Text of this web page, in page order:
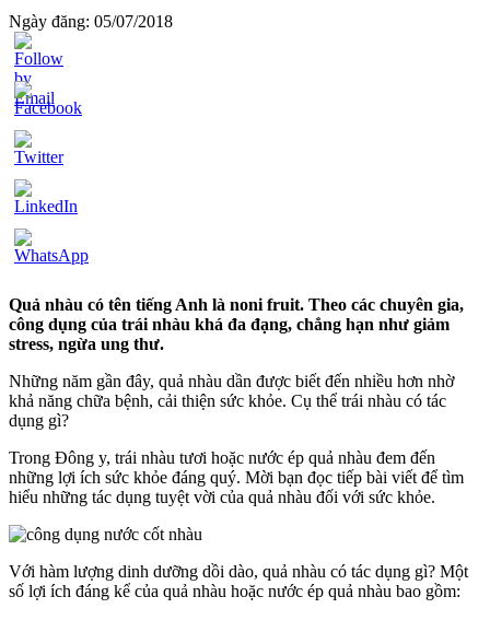
Ngày đăng: 05/07/2018
Quả nhàu có tên tiếng Anh là noni fruit. Theo các chuyên gia,
công dụng của trái nhàu khá đa đạng, chẳng hạn như giảm
stress, ngừa ung thư.
Những năm gần đây, quả nhàu dần được biết đến nhiều hơn nhờ
khả năng chữa bệnh, cải thiện sức khỏe. Cụ thể trái nhàu có tác
dụng gì?
Trong Đông y, trái nhàu tươi hoặc nước ép quả nhàu đem đến
những lợi ích sức khỏe đáng quý. Mời bạn đọc tiếp bài viết để tìm
hiểu những tác dụng tuyệt vời của quả nhàu đối với sức khỏe.
Với hàm lượng dinh dưỡng dồi dào, quả nhàu có tác dụng gì? Một
số lợi ích đáng kể của quả nhàu hoặc nước ép quả nhàu bao gồm: